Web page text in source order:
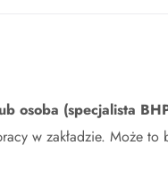
osoba (specjalista
w zakładzie. Może